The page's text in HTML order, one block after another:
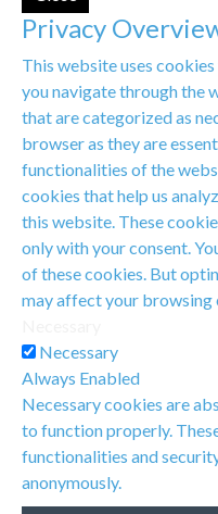
Privacy
This website uses
you navigate through the
that are categorized as
browser as they are
functionalities of the
cookies that help us
this website. These
only with your consent.
of these cookies. But
may affect your browsing
Necessary
Always Enabled
Necessary cookies are
to function properly.
functionalities and
anonymously.